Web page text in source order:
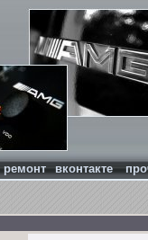
ремонт вконтакте